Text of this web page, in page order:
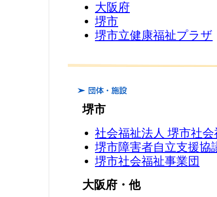
大阪府
堺市
堺市立健康福祉プラザ
堺市
社会福祉法人 堺市社
堺市障害者自立支援協
堺市社会福祉事業団
大阪府・他